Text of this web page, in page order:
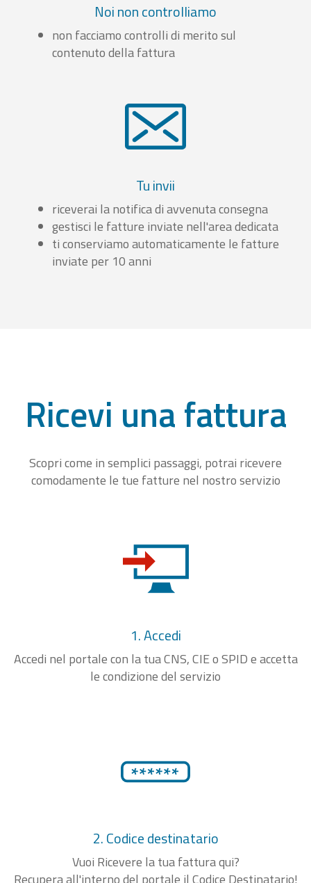
Noi non controlliamo
non facciamo controlli di merito sul
contenuto della fattura
Tu invii
riceverai la notifica di avvenuta consegna
gestisci le fatture inviate nell'area dedicata
ti conserviamo automaticamente le fatture
inviate per 10 anni
Ricevi una fattura
Scopri come in semplici passaggi, potrai ricevere
comodamente le tue fatture nel nostro servizio
1. Accedi
Accedi nel portale con la tua CNS, CIE o SPID e accetta
le condizione del servizio
2. Codice destinatario
Vuoi Ricevere la tua fattura qui?
Recupera all'interno del portale il Codice Destinatario!